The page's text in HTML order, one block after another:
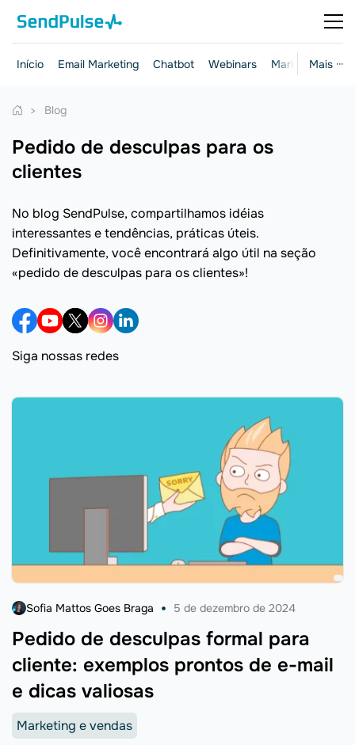
Mais ···
Início Email Marketing Chatbot Webinars Marketing e
Blog
pedido de desculpas para os
clientes
No blog SendPulse, compartilhamos idéias
interessantes e tendências, práticas úteis.
Definitivamente, você encontrará algo útil na seção
«pedido de desculpas para os clientes»!
Siga nossas redes
Pedido de desculpas formal para
cliente: exemplos prontos de e-mail
e dicas valiosas
Sofia Mattos Goes Braga 5 de dezembro de 2024
Marketing e vendas